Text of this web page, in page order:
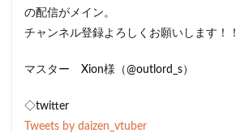
の配信がメイン。
チャンネル登録よろしくお願いします！！
マスター Xion様（@outlord_s）
◇twitter
Tweets by daizen_vtuber